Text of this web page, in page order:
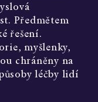
Předmětem
řešení.
myšlenky,
chráněny na
léčby lidí